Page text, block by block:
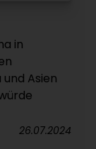
in
Asien
26.07.2024